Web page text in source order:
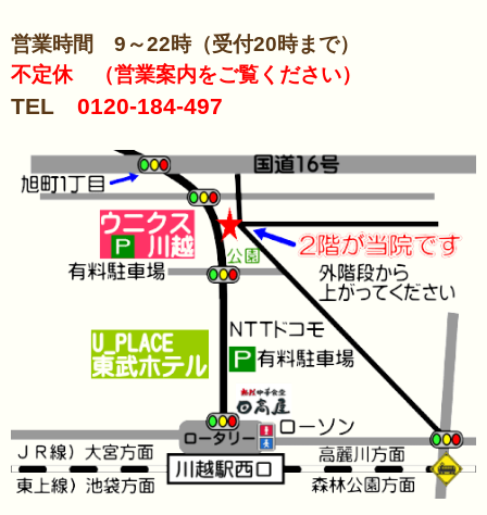
営業時間 9～22時（受付20時まで）
不定休 （営業案内をご覧ください）
TEL 0120-184-497